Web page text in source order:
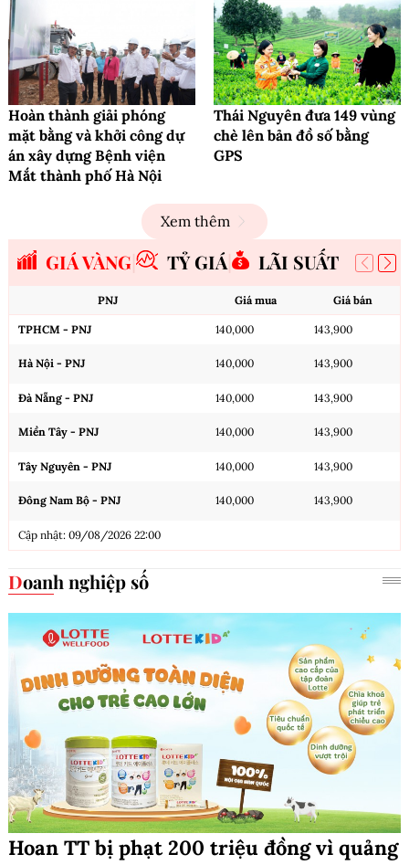
Hoàn thành giải phóng
mặt bằng và khởi công dự
án xây dựng Bệnh viện
Mắt thành phố Hà Nội
Thái Nguyên đưa 149 vùng
chè lên bản đồ số bằng
GPS
Xem thêm
GIÁ VÀNG TỶ GIÁ LÃI SUẤT
PNJ Giá mua Giá bán
TPHCM - PNJ 140,000 143,900
Hà Nội - PNJ 140,000 143,900
Đà Nẵng - PNJ 140,000 143,900
Miền Tây - PNJ 140,000 143,900
Tây Nguyên - PNJ 140,000 143,900
Đông Nam Bộ - PNJ 140,000 143,900
Cập nhật: 09/08/2026 22:00
Doanh nghiệp số
Hoan TT bị phạt 200 triệu đồng vì quảng